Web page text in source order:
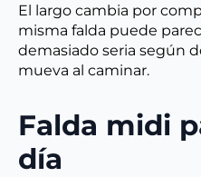
El largo cambia por
misma falda puede
demasiado seria según
mueva al caminar.
Falda midi
día